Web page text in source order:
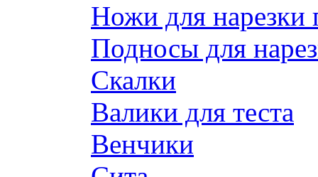
Ножи для нарезки
Подносы для
Скалки
Валики для теста
Венчики